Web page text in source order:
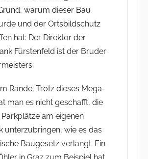
warum dieser Bau
und der Ortsbildschutz
hat: Der Direktor der
Fürstenfeld ist der Bruder
Rande: Trotz dieses Mega-
man es nicht geschafft, die
am eigenen
unterzubringen, wie es das
Baugesetz verlangt. Ein